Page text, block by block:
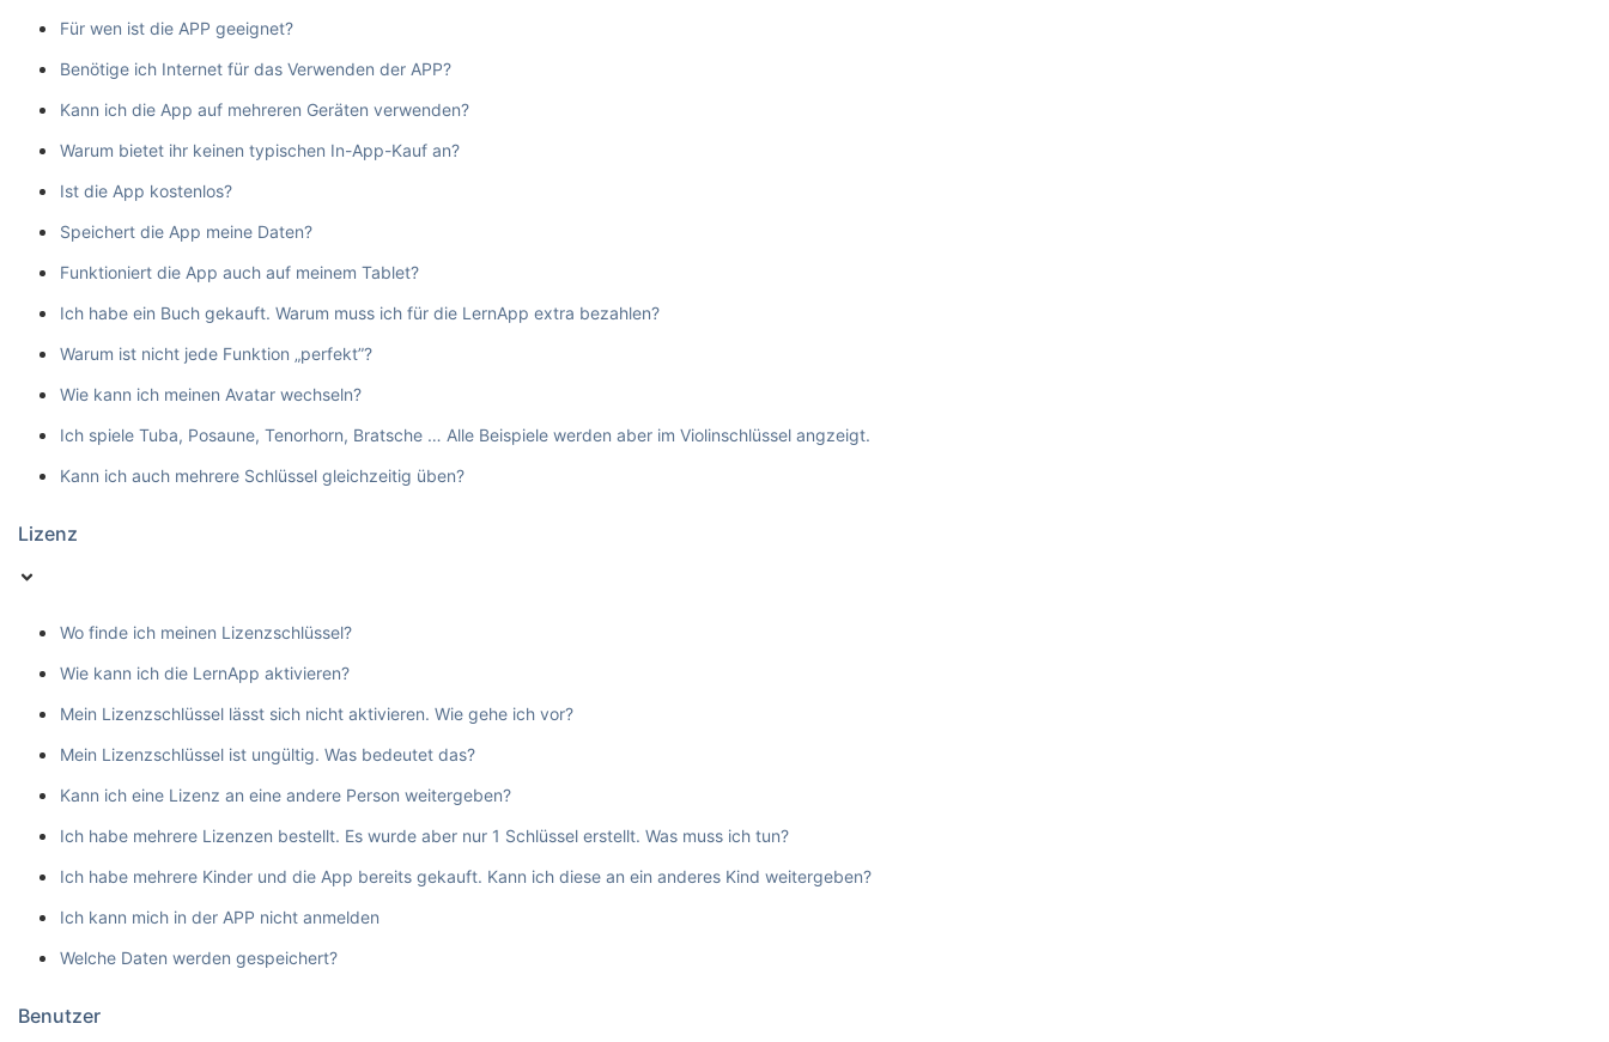
Für wen ist die APP geeignet?
Benötige ich Internet für das Verwenden der APP?
Kann ich die App auf mehreren Geräten verwenden?
Warum bietet ihr keinen typischen In-App-Kauf an?
Ist die App kostenlos?
Speichert die App meine Daten?
Funktioniert die App auch auf meinem Tablet?
Ich habe ein Buch gekauft. Warum muss ich für die LernApp extra bezahlen?
Warum ist nicht jede Funktion „perfekt”?
Wie kann ich meinen Avatar wechseln?
Ich spiele Tuba, Posaune, Tenorhorn, Bratsche … Alle Beispiele werden aber im Violinschlüssel angzeigt.
Kann ich auch mehrere Schlüssel gleichzeitig üben?
Lizenz
Wo finde ich meinen Lizenzschlüssel?
Wie kann ich die LernApp aktivieren?
Mein Lizenzschlüssel lässt sich nicht aktivieren. Wie gehe ich vor?
Mein Lizenzschlüssel ist ungültig. Was bedeutet das?
Kann ich eine Lizenz an eine andere Person weitergeben?
Ich habe mehrere Lizenzen bestellt. Es wurde aber nur 1 Schlüssel erstellt. Was muss ich tun?
Ich habe mehrere Kinder und die App bereits gekauft. Kann ich diese an ein anderes Kind weitergeben?
Ich kann mich in der APP nicht anmelden
Welche Daten werden gespeichert?
Benutzer